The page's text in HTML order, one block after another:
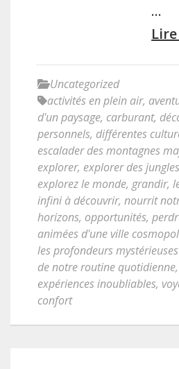
…
Uncategorized
activités en plein air,
d'un paysage, carburant,
personnels, différentes
escalader des montagnes
explorer, explorer des
explorez le monde, grandir,
infini à découvrir, nourrit
horizons, opportunités,
animées d'une ville
les profondeurs
de notre routine quotidienne,
expériences inoubliables,
confort